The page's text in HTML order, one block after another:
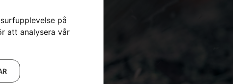
på
att analysera vår